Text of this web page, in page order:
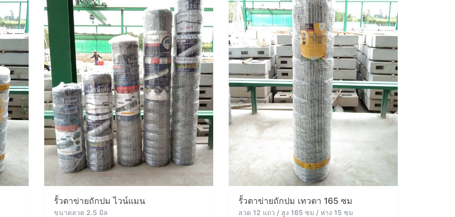
รั้วตาข่ายถักปม ไวน์แมน
ขนาดลวด 2.5 มิล
รั้วตาข่ายถักปม เทวดา 165 ซม
ลวด 12 แถว / สูง 165 ซม / ห่าง 15 ซม